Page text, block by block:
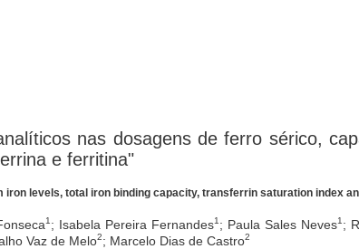
nas dosagens de ferro sérico,
e ferritina"
levels, total iron binding capacity, transferrin saturation index
1 ; Isabela Pereira Fernandes1 ; Paula Sales Neves1 ;
Vaz de Melo2; Marcelo Dias de Castro2